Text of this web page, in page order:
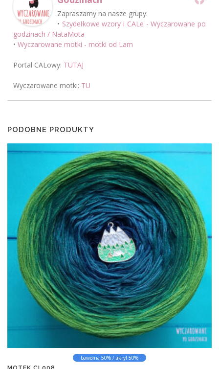
Zapraszamy na nasze grupy:
• Szydełkowe wzory i CALe - Wyczarowane po
godzinach / NataMota
• Wyczarowane motki - motki od Lam
Portal CALowy: TUTAJ
Wyczarowane motki: TU
PODOBNE PRODUKTY
bawełna 50% / akryl 50%